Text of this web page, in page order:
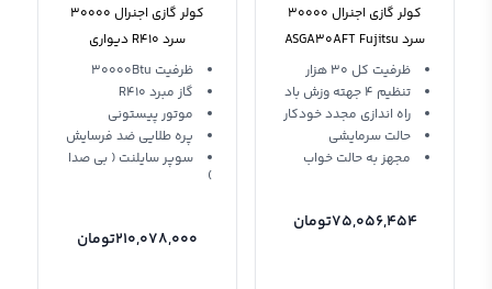
کولر گازی اجنرال 30000
سرد ASGA30AFT Fujitsu
General Split
ظرفیت کل 30 هزار
تنظیم 4 جهته وزش باد
راه اندازی مجدد خودکار
حالت سرمایشی
مجهز به حالت خواب
75,056,454تومان
کولر گازی اجنرال 30000
سرد R410 دیواری
AOG30RZEL Ogenera T3
ظرفیت 30000Btu
گاز مبرد R410
موتور پیستونی
پره طلایی ضد فرسایش
سوپر سایلنت ( بی صدا
)
210,078,000تومان